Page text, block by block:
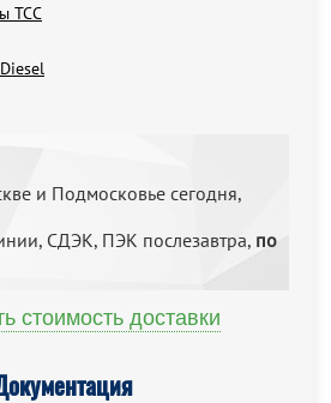
ТСС
и Подмосковье сегодня,
СДЭК, ПЭК послезавтра, по
стоимость доставки